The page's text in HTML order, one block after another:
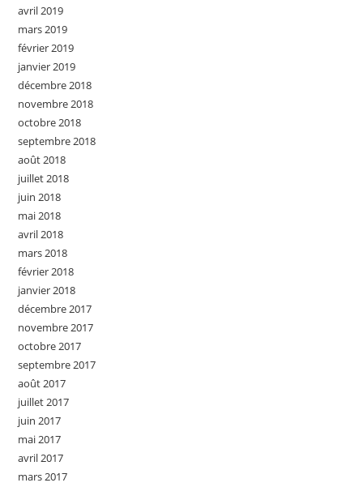
avril 2019
mars 2019
février 2019
janvier 2019
décembre 2018
novembre 2018
octobre 2018
septembre 2018
août 2018
juillet 2018
juin 2018
mai 2018
avril 2018
mars 2018
février 2018
janvier 2018
décembre 2017
novembre 2017
octobre 2017
septembre 2017
août 2017
juillet 2017
juin 2017
mai 2017
avril 2017
mars 2017